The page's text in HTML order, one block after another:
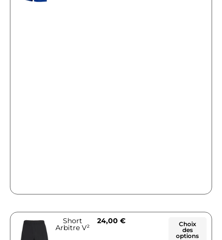
Short
Arbitre V²
24,00 €
Choix
des
options